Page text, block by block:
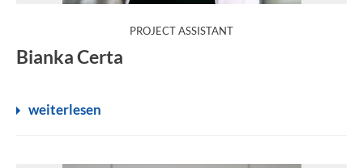
PROJECT ASSISTANT:
Bianka Certa
weiterlesen